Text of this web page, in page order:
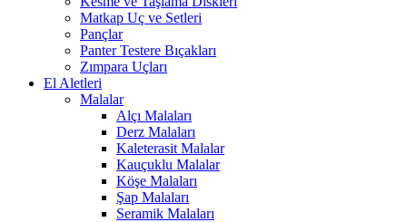
Matkap Uç ve Setleri
Pançlar
Panter Testere Bıçakları
Zımpara Uçları
El Aletleri
Malalar
Alçı Malaları
Derz Malaları
Kaleterasit Malalar
Kauçuklu Malalar
Köşe Malaları
Şap Malaları
Seramik Malaları